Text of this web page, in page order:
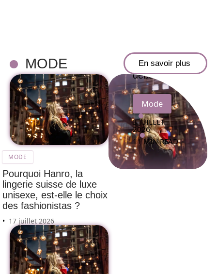
MODE En savoir plus
MODE
Pourquoi Hanro, la
lingerie suisse de luxe
unisexe, est-elle le choix
des fashionistas ?
17 juillet 2026
pour
débutantes
Mode
3 JUILLET
2026
11 MIN READ